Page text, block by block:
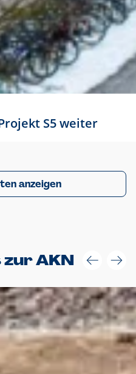
S5 weiter
anzeigen
AKN